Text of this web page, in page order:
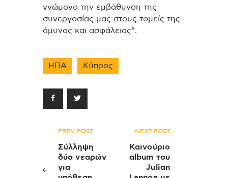
γνώμονα την εμβάθυνση της
συνεργασίας μας στους τομείς της
άμυνας και ασφάλειας”.
ΗΠΑ Κύπρος
Πλοήγηση
άρθρων
PREV POST
Σύλληψη
δύο νεαρών
για
NEXT POST
Καινούριο
album του
Julian